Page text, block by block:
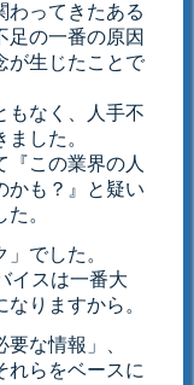
わってきたある
足の一番の原因
が生じたことで
もなく、人手不
した。
『この業界の人
かも？』と疑い
。
でした。
イスは一番大
りますから。
な情報」、
れらをベースに